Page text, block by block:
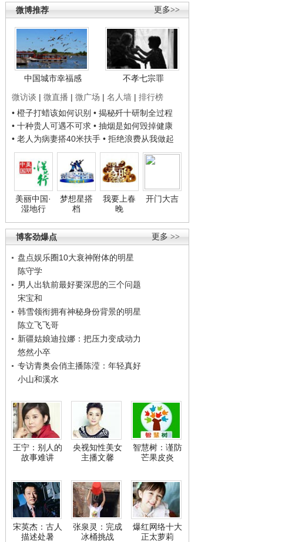
更多>>
微博推荐
中国城市幸福感
不孝七宗罪
微访谈 | 微直播 | 微广场 | 名人墙 | 排行榜
• 橙子打蜡该如何识别 • 揭秘歼十研制全过程
• 十种贵人可遇不可求 • 抽烟是如何毁掉健康
• 老人为病妻搭40米扶手 • 拒绝浪费从我做起
美丽中国·
湿地行
梦想星搭
档
我要上春
晚
开门大吉
更多 >>
博客劲爆点
盘点娱乐圈10大衰神附体的明星
陈守学
男人出轨前最好要深思的三个问题
宋宝和
韩雪领衔拥有神秘身份背景的明星
陈立飞飞哥
新疆姑娘迪拉娜：把压力变成动力
悠然小卒
专访青奥会俏主播陈滢：年轻真好
小山和溪水
王宁：别人的
故事难讲
央视知性美女
主播文馨
智慧树：谨防
芒果皮炎
宋英杰：古人
描述处暑
张泉灵：完成
冰桶挑战
爆红网络十大
正太萝莉